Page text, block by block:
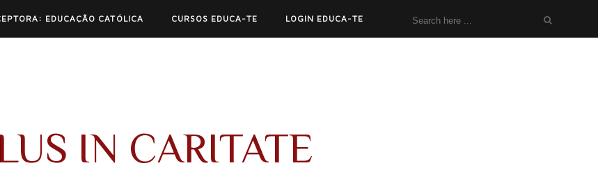
EDUCAÇÃO CATÓLICA CURSOS EDUCA-TE LOGIN EDUCA-TE
IN CARITATE